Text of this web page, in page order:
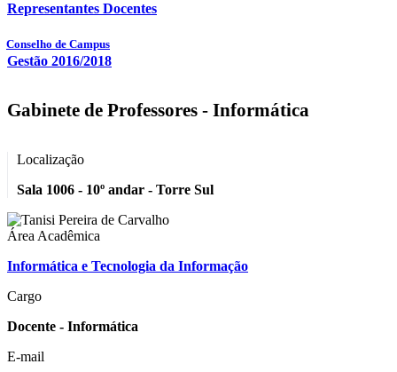
Representantes Docentes
Conselho de Campus
Gestão 2016/2018
Gabinete de Professores - Informática
Localização
Sala 1006 - 10º andar - Torre Sul
Área Acadêmica
Informática e Tecnologia da Informação
Cargo
Docente - Informática
E-mail